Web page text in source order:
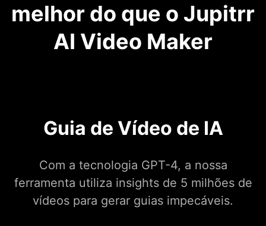
melhor do que o Jupitrr
AI Video Maker
Guia de Vídeo de IA
Com a tecnologia GPT-4, a nossa
ferramenta utiliza insights de 5 milhões de
vídeos para gerar guias impecáveis.